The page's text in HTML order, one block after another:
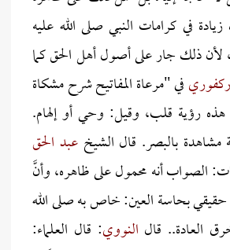
في كرامات النبي صلى الله عليه
لأن ذلك جار على أصول أهل الحق كما
في "مرعاة المفاتيح شرح مشكاة
رؤية قلب، وقيل: وحي أو إلهام.
مشاهدة بالبصر. قال الشيخعبد الحق
الصواب أنه محمول على ظاهره، وأنَّ
حقيقي بحاسة العين: خاص به صلى الله
العادة.. قال النووي: قال العلماء: